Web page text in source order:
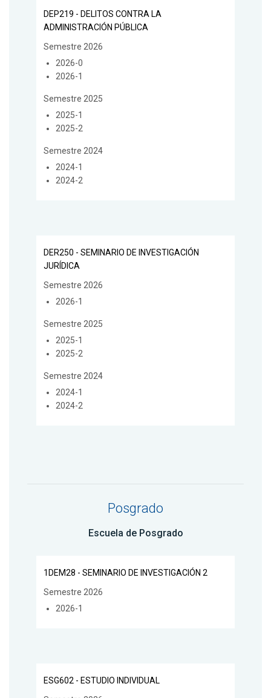
DEP219 - DELITOS CONTRA LA
ADMINISTRACIÓN PÚBLICA
Semestre 2026
2026-0
2026-1
Semestre 2025
2025-1
2025-2
Semestre 2024
2024-1
2024-2
DER250 - SEMINARIO DE INVESTIGACIÓN
JURÍDICA
Semestre 2026
2026-1
Semestre 2025
2025-1
2025-2
Semestre 2024
2024-1
2024-2
Posgrado
Escuela de Posgrado
1DEM28 - SEMINARIO DE INVESTIGACIÓN 2
Semestre 2026
2026-1
ESG602 - ESTUDIO INDIVIDUAL